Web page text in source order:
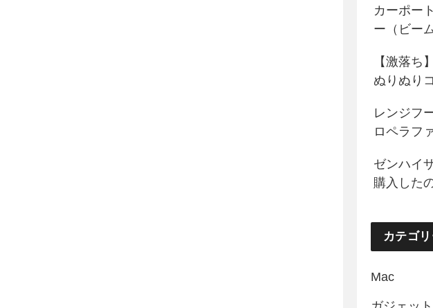
カーポー
ー（ビー
【激落ち
ぬりぬり
レンジフ
ロペラフ
ゼンハイ
購入した
カテゴ
Mac